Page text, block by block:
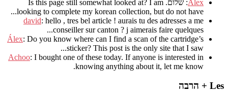
Alex: שלום. Is this page still somewhat looked at? I am
looking to complete my korean collection, but do not have..
.
david: hello , tres bel article ! aurais tu des adresses a me
conseiller sur canton ? j aimerais faire quelques..
.
Álex: Do you know where can I find a scan of the cartridge’s
sticker? This post is the only site that I saw...
Achoo: I bought one of these today. If anyone is interested in
knowing anything about it, let me know.
Les + הרבה